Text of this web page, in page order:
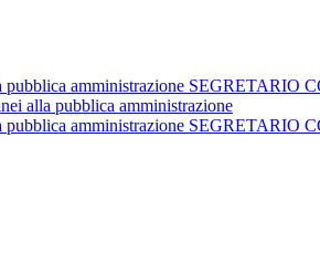
pubblica amministrazione
alla pubblica amministrazione
pubblica amministrazione